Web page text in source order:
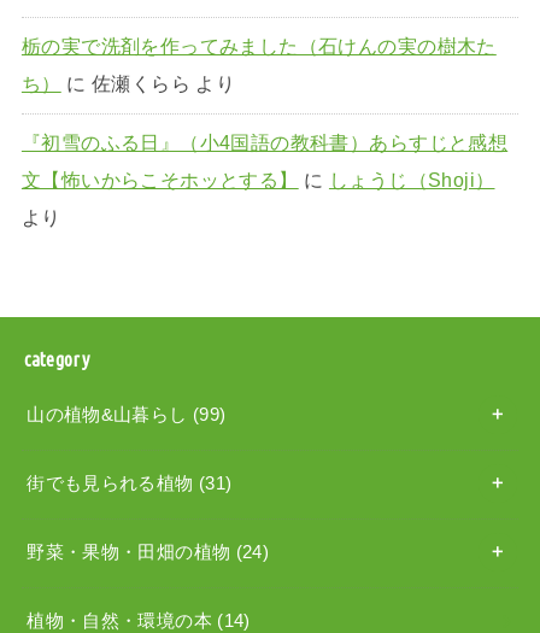
栃の実で洗剤を作ってみました（石けんの実の樹木た
ち）
に 佐瀬くらら より
『初雪のふる日』（小4国語の教科書）あらすじと感想
文【怖いからこそホッとする】
に しょうじ（Shoji）
より
category
山の植物&山暮らし (99)
街でも見られる植物 (31)
野菜・果物・田畑の植物 (24)
植物・自然・環境の本 (14)